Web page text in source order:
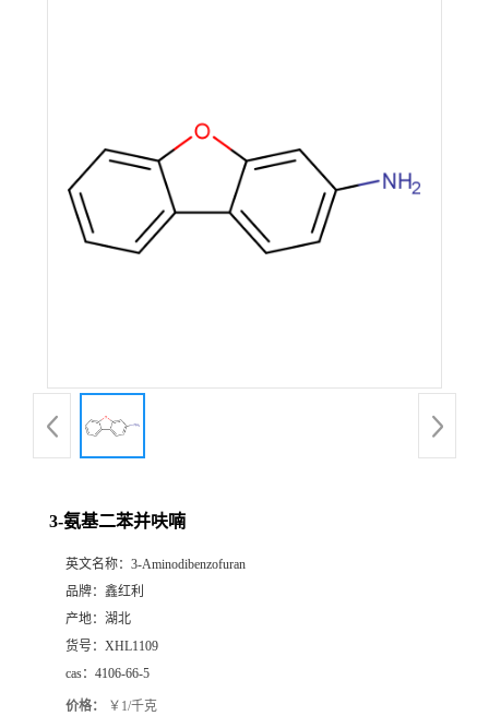
3-氨基二苯并呋喃
英文名称： 3-Aminodibenzofuran
品牌： 鑫红利
产地： 湖北
货号： XHL1109
cas： 4106-66-5
价格： ￥1/千克